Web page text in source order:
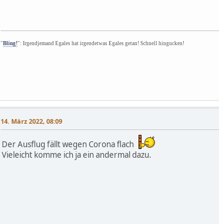
"Bling!": Irgendjemand Egales hat irgendetwas Egales getan! Schnell hingucken!
14. März 2022, 08:09
Der Ausflug fällt wegen Corona flach
Vieleicht komme ich ja ein andermal dazu.